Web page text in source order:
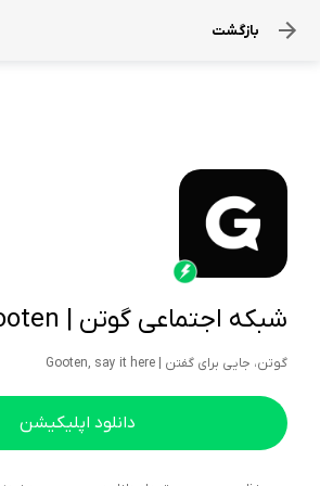
بازگشت
شبکه اجتماعی گوتن | Gooten
گوتن، جایی برای گفتن | Gooten, say it here
دانلود اپلیکیشن